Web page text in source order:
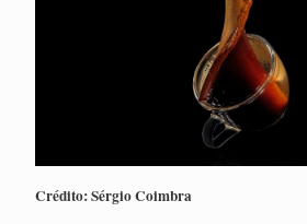
Crédito: Sérgio Coimbra